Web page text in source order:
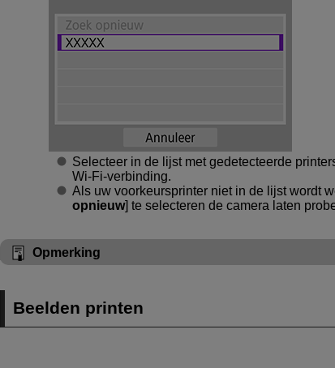
Selecteer in de lijst met gedetecteerde
Wi-Fi-verbinding.
Als uw voorkeursprinter niet in de lijst wordt
opnieuw] te selecteren de camera laten
Opmerking
Beelden printen